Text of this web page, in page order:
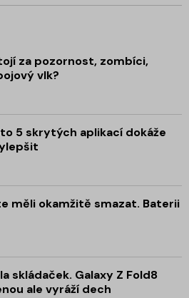
za pozornost, zombíci,
vlk?
5 skrytých aplikací dokáže
měli okamžitě smazat. Baterii
skládaček. Galaxy Z Fold8
ale vyráží dech